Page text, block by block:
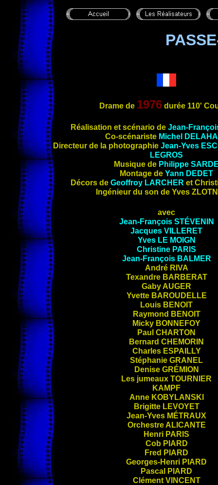
Drame de 1976 durée 110'
Réalisation et scénario de Jean-
Co-scénariste Michel
Directeur de la photographie Jean-Yves
LEGROS
Musique de Philippe
Montage de Yann DEDET
Décors de Geoffroy LARCHER et
Ingénieur du son de Yves
avec
Jean-François STÉVENIN
Jacques VILLERET
Yves LE MOIGN
Christine PARIS
Jean-François BALMER
André RIVA
Texandre BARBERAT
Gaby AUGER
Yvette BAROUDELLE
Louis BENOIT
Raymond BENOIT
Micky BONNEFOY
Paul CHARTON
Bernard CHEMORIN
Charles ESPAILLY
Stéphanie GRANEL
Denise GRÉMION
Les jumeaux TOURNIER
KAMPF
Anne KOBYLANSKI
Brigitte LEVOYET
Jean-Yves MÉTRAUX
Orchestre ALICANTE
Henri PARIS
Cob PIARD
Fred PIARD
Georges-Henri PIARD
Pascal PIARD
Clément VINCENT